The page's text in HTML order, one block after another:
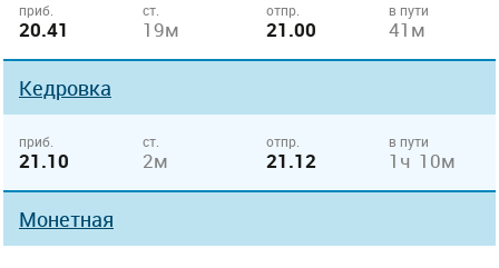
приб.
20.41
ст.
19м
отпр.
21.00
в пути
41м
Кедровка
приб.
21.10
ст.
2м
отпр.
21.12
в пути
1ч 10м
Монетная